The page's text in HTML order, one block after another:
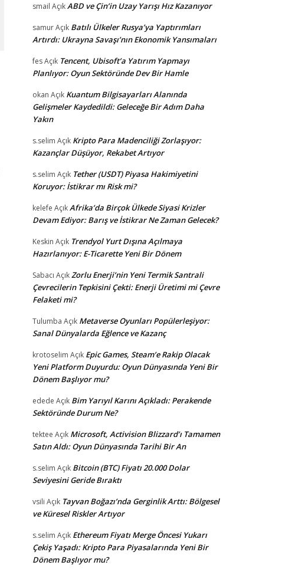
smail AçıkABD ve Çin’in Uzay Yarışı Hız Kazanıyor
samurAçık Batılı Ülkeler Rusya’ya Yaptırımları
Artırdı: Ukrayna Savaşı’nın Ekonomik Yansımaları
fesAçık Tencent, Ubisoft’a Yatırım Yapmayı
Planlıyor: Oyun Sektöründe Dev Bir Hamle
okan Açık Kuantum Bilgisayarları Alanında
Gelişmeler Kaydedildi: Geleceğe Bir Adım Daha
Yakın
s.selim Açık Kripto Para Madenciliği Zorlaşıyor:
Kazançlar Düşüyor, Rekabet Artıyor
s.selim Açık Tether (USDT) Piyasa Hakimiyetini
Koruyor: İstikrar mı Risk mi?
kelefe AçıkAfrika’da Birçok Ülkede Siyasi Krizler
Devam Ediyor: Barış ve İstikrar Ne Zaman Gelecek?
Keskin Açık Trendyol Yurt Dışına Açılmaya
Hazırlanıyor: E-Ticarette Yeni Bir Dönem
Sabacı AçıkZorlu Enerji’nin Yeni Termik Santrali
Çevrecilerin Tepkisini Çekti: Enerji Üretimi mi Çevre
Felaketi mi?
Tulumba Açık Metaverse Oyunları Popülerleşiyor:
Sanal Dünyalarda Eğlence ve Kazanç
krotoselim Açık Epic Games, Steam’e Rakip Olacak
Yeni Platform Duyurdu: Oyun Dünyasında Yeni Bir
Dönem Başlıyor mu?
edede Açık Bim Yarıyıl Karını Açıkladı: Perakende
Sektöründe Durum Ne?
tektee Açık Microsoft, Activision Blizzard’ı Tamamen
Satın Aldı: Oyun Dünyasında Tarihi Bir An
s.selim Açık Bitcoin (BTC) Fiyatı 20.000 Dolar
Seviyesini Geride Bıraktı
vsili Açık Tayvan Boğazı’nda Gerginlik Arttı: Bölgesel
ve Küresel Riskler Artıyor
s.selim Açık Ethereum Fiyatı Merge Öncesi Yukarı
Çekiş Yaşadı: Kripto Para Piyasalarında Yeni Bir
Dönem Başlıyor mu?